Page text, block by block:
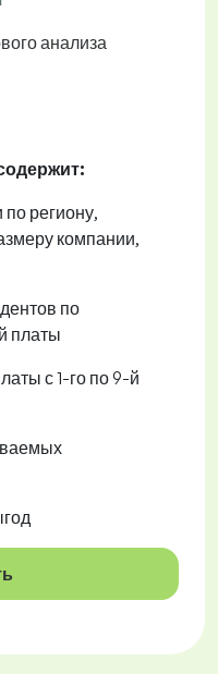
анализа
региону,
компании,
по
платы
с 1-го по 9-й